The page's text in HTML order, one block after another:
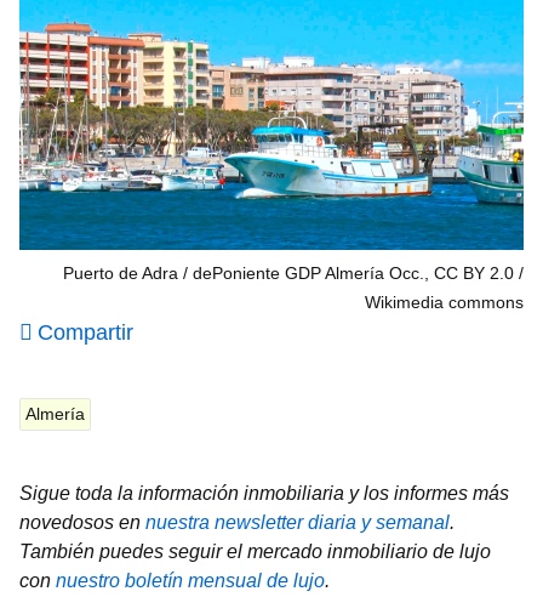
Puerto de Adra / dePoniente GDP Almería Occ., CC BY 2.0
Wikimedia commons
Compartir
Almería
Sigue toda la información inmobiliaria y los informes más
novedosos en nuestra newsletter diaria y semanal.
También puedes seguir el mercado inmobiliario de lujo
con nuestro boletín mensual de lujo.